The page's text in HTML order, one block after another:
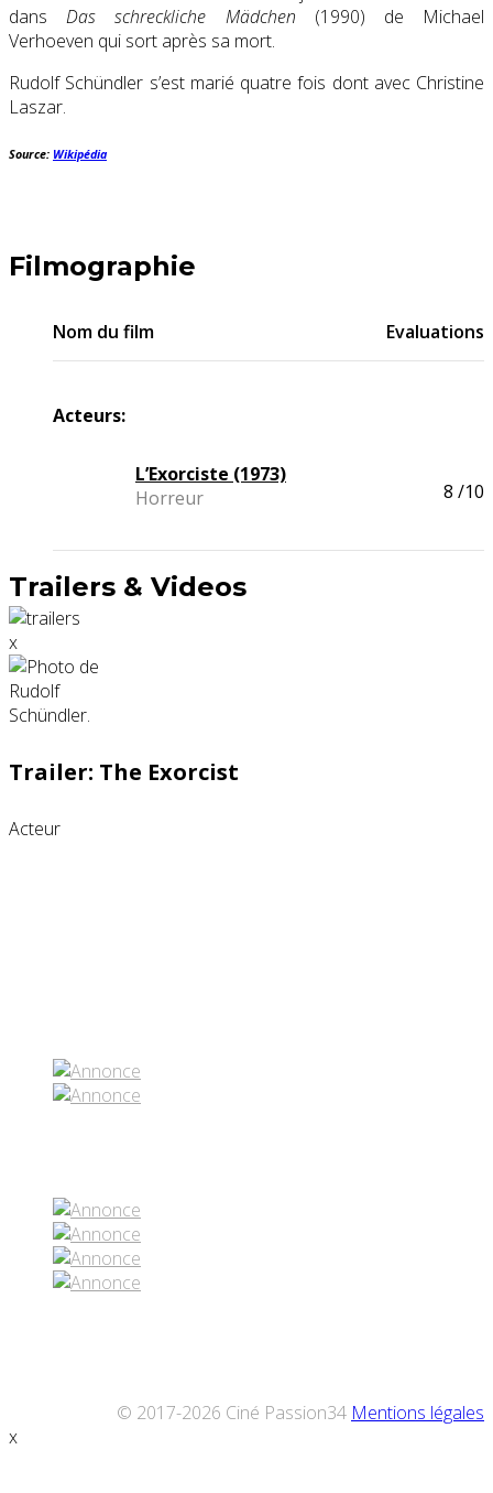
dansDas schreckliche Mädchen (1990) de Michael
Verhoeven qui sort après sa mort.
Rudolf Schündler s’est marié quatre fois dont avec Christine
Laszar.
Source: Wikipédia
Filmographie
Nom du film Evaluations
Acteurs:
L’Exorciste (1973)
Horreur
8 /10
Trailers & Videos
x
Trailer: The Exorcist
Acteur
© 2017-2026 Ciné Passion34 Mentions légales
x